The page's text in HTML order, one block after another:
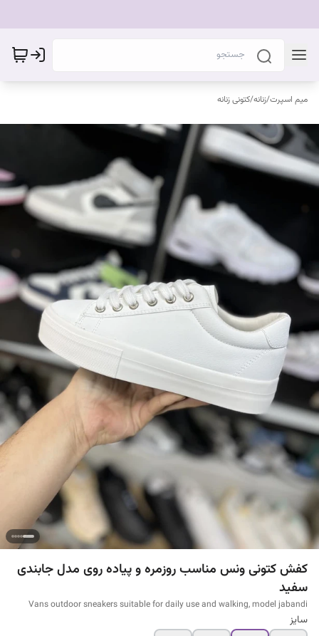
میم اسپرت/زنانه/کتونی زنانه
کفش کتونی ونس مناسب روزمره و پیاده روی مدل جابندی
سفید
Vans outdoor sneakers suitable for daily use and walking, model jabandi
سایز